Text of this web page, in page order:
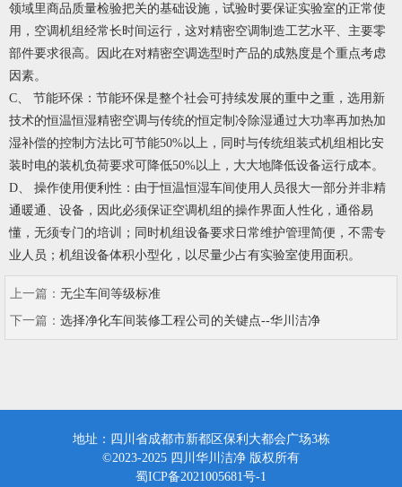
领域里商品质量检验把关的基础设施，试验时要保证实验室的正常使
用，空调机组经常长时间运行，这对精密空调制造工艺水平、主要零
部件要求很高。因此在对精密空调选型时产品的成熟度是个重点考虑
因素。
C、 节能环保：节能环保是整个社会可持续发展的重中之重，选用新
技术的恒温恒湿精密空调与传统的恒定制冷除湿通过大功率再加热加
湿补偿的控制方法比可节能50%以上，同时与传统组装式机组相比安
装时电的装机负荷要求可降低50%以上，大大地降低设备运行成本。
D、 操作使用便利性：由于恒温恒湿车间使用人员很大一部分并非精
通暖通、设备，因此必须保证空调机组的操作界面人性化，通俗易
懂，无须专门的培训；同时机组设备要求日常维护管理简便，不需专
业人员；机组设备体积小型化，以尽量少占有实验室使用面积。
上一篇： 无尘车间等级标准
下一篇： 选择净化车间装修工程公司的关键点--华川洁净
地址：四川省成都市新都区保利大都会广场3栋
©2023-2025 四川华川洁净 版权所有
蜀ICP备2021005681号-1